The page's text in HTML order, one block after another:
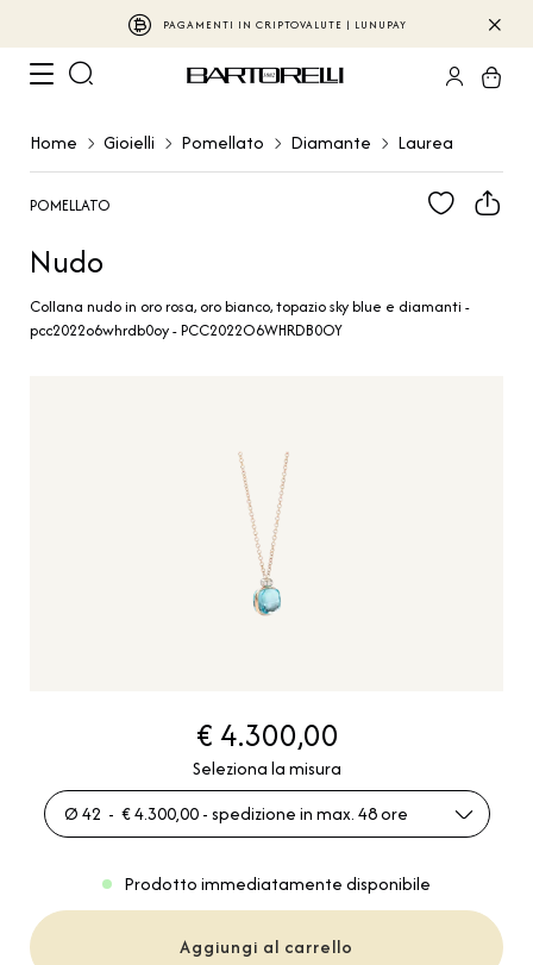
PAGAMENTI IN CRIPTOVALUTE | LUNUPAY
Home Gioielli Pomellato Diamante Laurea
POMELLATO
Nudo
Collana nudo in oro rosa, oro bianco, topazio sky blue e diamanti -
pcc2022o6whrdb0oy - PCC2022O6WHRDB0OY
€ 4.300,00
Seleziona la misura
Ø 42 - € 4.300,00 - spedizione in max. 48 ore
Prodotto immediatamente disponibile
Aggiungi al carrello